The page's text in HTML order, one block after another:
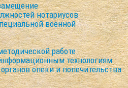
нотариусов
военной
работе
технологиям
опеки и попечительства